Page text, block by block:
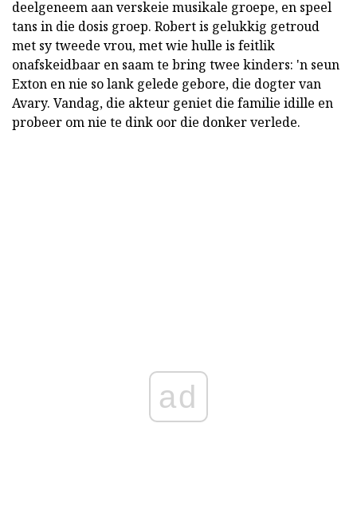
deelgeneem aan verskeie musikale groepe, en speel
tans in die dosis groep. Robert is gelukkig getroud
met sy tweede vrou, met wie hulle is feitlik
onafskeidbaar en saam te bring twee kinders: 'n seun
Exton en nie so lank gelede gebore, die dogter van
Avary. Vandag, die akteur geniet die familie idille en
probeer om nie te dink oor die donker verlede.
ad